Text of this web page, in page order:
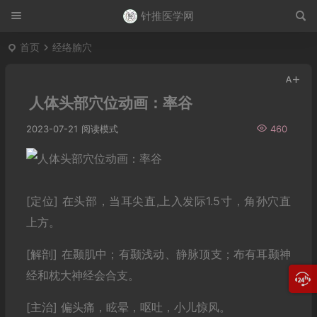
针推医学网
首页 经络腧穴
人体头部穴位动画：率谷
2023-07-21 460
阅读模式
[定位] 在头部，当耳尖直,上入发际1.5寸，角孙穴直
上方。
[解剖] 在颞肌中；有颞浅动、静脉顶支；布有耳颞神
经和枕大神经会合支。
[主治] 偏头痛，眩晕，呕吐，小儿惊风。